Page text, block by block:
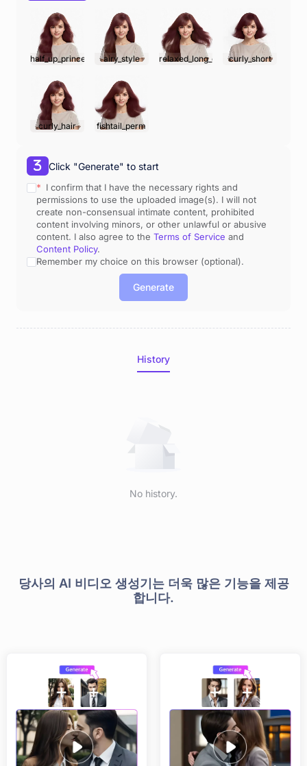
half_up_princess airy_style relaxed_long_curlscurly_short
curly_hair fishtail_perm
Click "Generate" to start
* I confirm that I have the necessary rights and
permissions to use the uploaded image(s). I will not
create non-consensual intimate content, prohibited
content involving minors, or other unlawful or abusive
content. I also agree to the Terms of Service
Content Policy.
Remember my choice on this browser (optional).
Generate
History
No history.
당사의 AI 비디오 생성기는 더욱 많은 기능을 제공
합니다.